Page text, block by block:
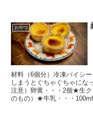
おやつ
材料（6個分）冷凍パイシ
しまうとぐちゃぐちゃにな
注意）卵黄・・・2個★生
のもの）★牛乳・・・